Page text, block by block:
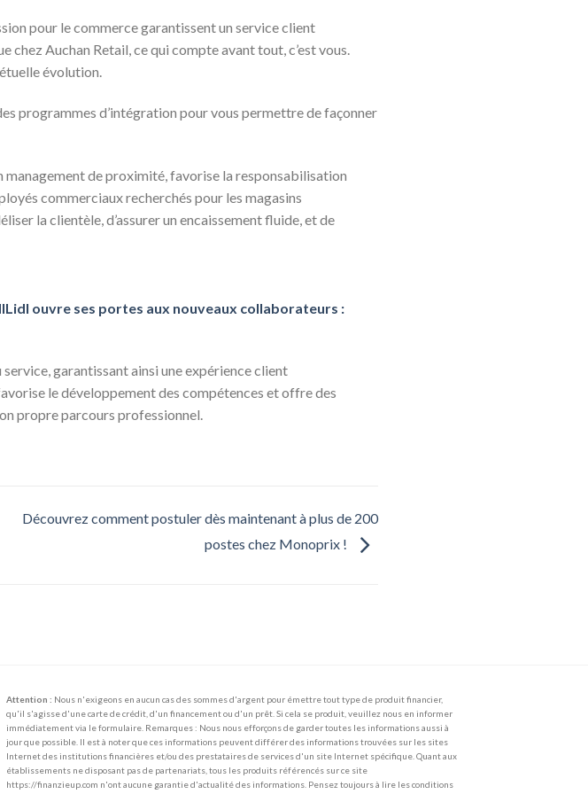
pour le commerce garantissent un service client
chez Auchan Retail, ce qui compte avant tout, c’est vous.
évolution.
programmes d’intégration pour vous permettre de façonner
management de proximité, favorise la responsabilisation
commerciaux recherchés pour les magasins
la clientèle, d’assurer un encaissement fluide, et de
Lidl ouvre ses portes aux nouveaux collaborateurs :
garantissant ainsi une expérience client
le développement des compétences et offre des
propre parcours professionnel.
Découvrez comment postuler dès maintenant à plus de 200
postes chez Monoprix !
Attention : Nous n'exigeons en aucun cas des sommes d'argent pour émettre tout type de produit financier,
qu'il s'agisse d'une carte de crédit, d'un financement ou d'un prêt. Si cela se produit, veuillez nous en informer
immédiatement via le formulaire. Remarques : Nous nous efforçons de garder toutes les informations aussi à
jour que possible. Il est à noter que ces informations peuvent différer des informations trouvées sur les sites
Internet des institutions financières et/ou des prestataires de services d'un site Internet spécifique. Quant aux
établissements ne disposant pas de partenariats, tous les produits référencés sur ce site
https://finanzieup.com n'ont aucune garantie d'actualité des informations. Pensez toujours à lire les conditions